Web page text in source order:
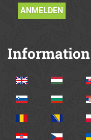
Information